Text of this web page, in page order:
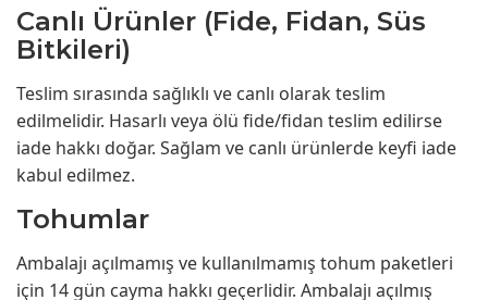
Canlı Ürünler (Fide, Fidan, Süs
Bitkileri)
Teslim sırasında sağlıklı ve canlı olarak teslim
edilmelidir. Hasarlı veya ölü fide/fidan teslim edilirse
iade hakkı doğar. Sağlam ve canlı ürünlerde keyfi iade
kabul edilmez.
Tohumlar
Ambalajı açılmamış ve kullanılmamış tohum paketleri
için 14 gün cayma hakkı geçerlidir. Ambalajı açılmış